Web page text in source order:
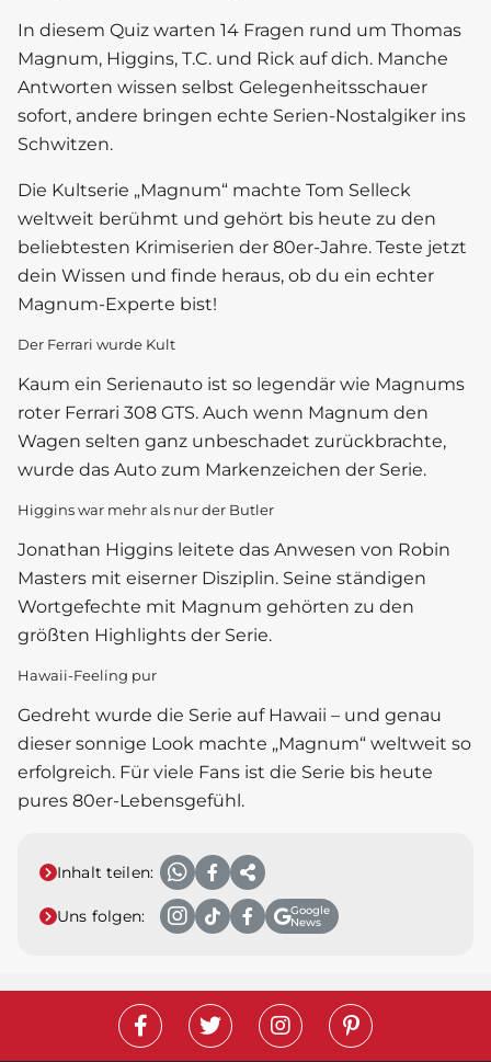
In diesem Quiz warten 14 Fragen rund um Thomas
Magnum, Higgins, T.C. und Rick auf dich. Manche
Antworten wissen selbst Gelegenheitsschauer
sofort, andere bringen echte Serien-Nostalgiker ins
Schwitzen.
Die Kultserie „Magnum“ machte Tom Selleck
weltweit berühmt und gehört bis heute zu den
beliebtesten Krimiserien der 80er-Jahre. Teste jetzt
dein Wissen und finde heraus, ob du ein echter
Magnum-Experte bist!
Der Ferrari wurde Kult
Kaum ein Serienauto ist so legendär wie Magnums
roter Ferrari 308 GTS. Auch wenn Magnum den
Wagen selten ganz unbeschadet zurückbrachte,
wurde das Auto zum Markenzeichen der Serie.
Higgins war mehr als nur der Butler
Jonathan Higgins leitete das Anwesen von Robin
Masters mit eiserner Disziplin. Seine ständigen
Wortgefechte mit Magnum gehörten zu den
größten Highlights der Serie.
Hawaii-Feeling pur
Gedreht wurde die Serie auf Hawaii – und genau
dieser sonnige Look machte „Magnum“ weltweit so
erfolgreich. Für viele Fans ist die Serie bis heute
pures 80er-Lebensgefühl.
Inhalt teilen:
Uns folgen:
Google
News